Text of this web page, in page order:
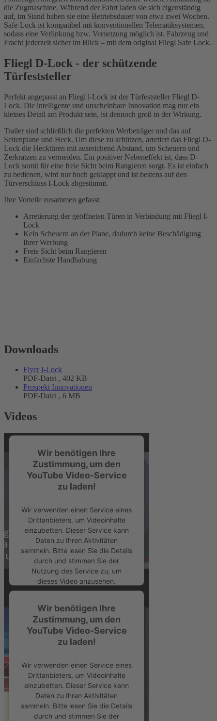
die Zugmaschine. Während der Fahrt laden sie sich eigenständig
auf, im Stand haben sie eine Betriebsdauer von etwa zwei Wochen.
Safe-Lock ist kompatibel mit konventionellen Telematiksystemen,
sodass eine Verlinkung bzw. Vernetzung möglich ist. Fahrzeug und
Fracht jederzeit sicher im Blick – mit dem original Fliegl Safe Lock.
Fliegl D-Lock - der schützende
Türfeststeller
Perfekt angepasst an Fliegl l-Lock ist der Türfeststeller Fliegl D-
Lock. Die intelligente und unscheinbare Innovation mag nur ein
kleines Detail am Produkt sein, ist dennoch groß in der Wirkung.
Trailer sind schließlich die perfekten Werbeträger und das auf
Seitenplane und Heck. Um diese zu schützen, arretiert das Fliegl D-
Lock die Hecktüren mit ausreichend Abstand, um Scheuern und
Zerkratzen zu vermeiden. Ein positiver Nebeneffekt ist, dass D-
Lock somit für eine freie Sicht beim Rangieren sorgt. Es ist einfach
zu bedienen, wird nur hoch geklappt und ist bestens auf den
Türverschluss I-Lock abgestimmt.
Ihre Vorteile zusammen gefasst:
Arretierung der geöffneten Türen in Verbindung mit Fliegl I-
Lock
Kein Scheuern an der Plane, dadurch keine Beschädigung
Ihrer Werbung
Freie Sicht beim Rangieren
Einfachste Handhabung
Downloads
Flyer I-Lock
PDF-Datei , 402 KB
Prospekt Innovationen
PDF-Datei , 6 MB
Videos
Wir benötigen Ihre
Zustimmung, um den
YouTube Video-Service
zu laden!
Wir verwenden einen Service eines
Drittanbieters, um Videoinhalte
einzubetten. Dieser Service kann
Daten zu Ihren Aktivitäten
sammeln. Bitte lesen Sie die Details
durch und stimmen Sie der
Nutzung des Service zu, um
dieses Video anzusehen.
Mehr Informationen
Akzeptieren
Wir benötigen Ihre
Zustimmung, um den
YouTube Video-Service
zu laden!
Wir verwenden einen Service eines
Drittanbieters, um Videoinhalte
einzubetten. Dieser Service kann
Daten zu Ihren Aktivitäten
sammeln. Bitte lesen Sie die Details
durch und stimmen Sie der